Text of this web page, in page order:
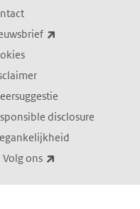
disclosure
Volg ons